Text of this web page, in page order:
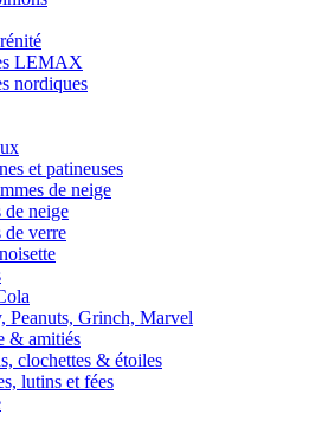
LEMAX
nordiques
et patineuses
de neige
de neige
de verre
Peanuts, Grinch, Marvel
& amitiés
clochettes & étoiles
lutins et fées